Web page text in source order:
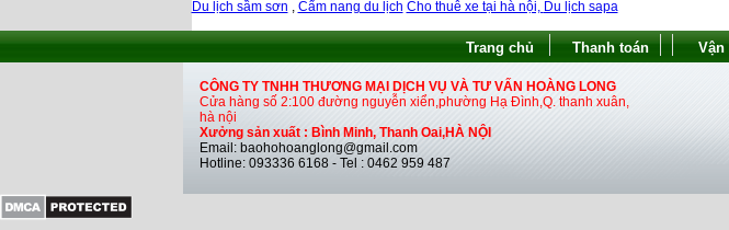
Du lịch sầm sơn
Cẩm nang du lịch Cho thuê xe tại hà nội, Du lịch sapa
Trang chủ Thanh toán Vận
CÔNG TY TNHH THƯƠNG MẠI DỊCH VỤ VÀ TƯ VẤN HOÀNG LONG
Cửa hàng số 2:100 đường nguyễn xiển,phường Hạ Đình,Q. thanh xuân,
hà nội
Xưởng sản xuất : Bình Minh, Thanh Oai,HÀ NỘI
Email: baohohoanglong@gmail.com
Hotline: 093336 6168 - Tel : 0462 959 487